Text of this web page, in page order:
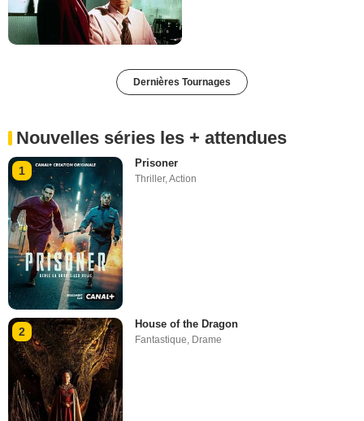
Dernières Tournages
Nouvelles séries les + attendues
1
Prisoner
Thriller,Action
2
House of the Dragon
Fantastique, Drame